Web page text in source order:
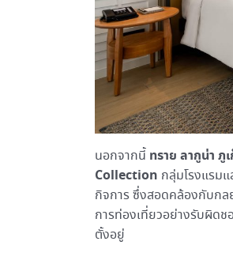
นอกจากนี้ ทราย ลากูน่า ภู
Collection กลุ่มโรงแรม
กิจการ ซึ่งสอดคล้องกับก
การท่องเที่ยวอย่างรับผิด
ตั้งอยู่